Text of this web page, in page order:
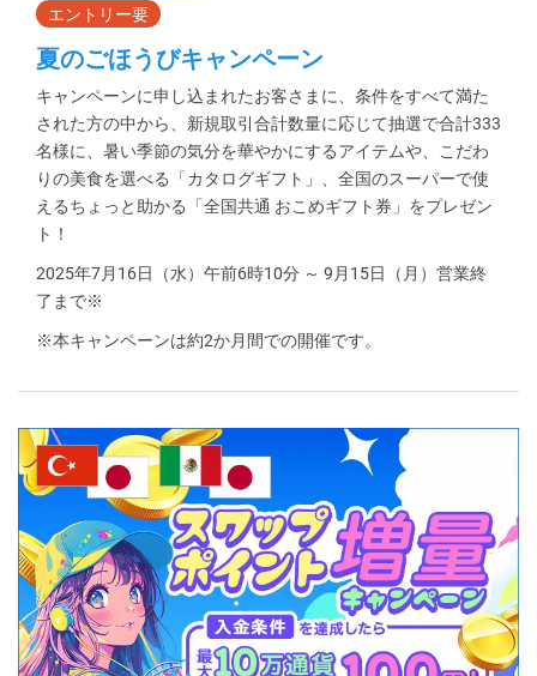
夏のごほうびキャンペーン
キャンペーンに申し込まれたお客さまに、条件をすべて満た
された方の中から、新規取引合計数量に応じて抽選で合計333
名様に、暑い季節の気分を華やかにするアイテムや、こだわ
りの美食を選べる「カタログギフト」、全国のスーパーで使
えるちょっと助かる「全国共通 おこめギフト券」をプレゼン
ト！
2025年7月16日（水）午前6時10分 ～ 9月15日（月）営業終
了まで※
※本キャンペーンは約2か月間での開催です。